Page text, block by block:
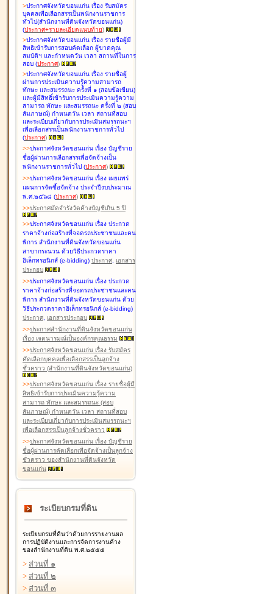
>ประกาศจังหวัดขอนแก่น เรื่อง รับสมัคร
บุคคลเพื่อเลือกสรรเป็นพนักงานราชการ
ทั่วไป(สำนักงานที่ดินจังหวัดขอนแก่น)
(ประกาศ+รายละเอียดแนบท้าย)
>ประกาศจังหวัดขอนแก่น เรื่อง รายชื่อผู้มี
สิทธิเข้ารับการสอบคัดเลือก ผู้ขาดคุณ
สมบัติฯ และกำหนดวัน เวลา สถานที่ในการ
สอบ (ประกาศ)
>ประกาศจังหวัดขอนแก่น เรื่อง รายชื่อผู้
ผ่านการประเมินความรู้ความสามารถ
ทักษะ และสมรรถนะ ครั้งที่ ๑ (สอบข้อเขียน)
และผู้มีสิทธิ์เข้ารับการประเมินความรู้ความ
สามารถ ทักษะ และสมรรถนะ ครั้งที่ ๒ (สอบ
สัมภาษณ์) กำหนดวัน เวลา สถานที่สอบ
และระเบียบเกี่ยวกับการประเมินสมรรถนะฯ
เพื่อเลือกสรรเป็นพนักงานราชการทั่วไป
(ประกาศ)
>>ประกาศจังหวัดขอนแก่น เรื่อง บัญชีราย
ชื่อผู้ผ่านการเลือกสรรเพื่อจัดจ้างเป็น
พนักงานราชการทั่วไป (ประกาศ)
>>ประกาศจังหวัดขอนแก่น เรื่อง เผยแพร่
แผนการจัดซื้อจัดจ้าง ประจำปีงบประมาณ
พ.ศ.๒๕๖๘ (ประกาศ)
>>ประกาศมัดจำรังวัดค้างบัญชีเกิน 5 ปี
>>ประกาศจังหวัดขอนแก่น เรื่อง ประกวด
ราคาจ้างก่อสร้างที่จอดรถประชาชนและคน
พิการ สำนักงานที่ดินจังหวัดขอนแก่น
สาขากระนวน ด้วยวิธีประกวดราคา
อิเล็กทรอนิกส์ (e-bidding) ประกาศ, เอกสาร
ประกอบ
>>ประกาศจังหวัดขอนแก่น เรื่อง ประกวด
ราคาจ้างก่อสร้างที่จอดรถประชาชนและคน
พิการ สำนักงานที่ดินจังหวัดขอนแก่น ด้วย
วิธีประกวดราคาอิเล็กทรอนิกส์ (e-bidding)
ประกาศ, เอกสารประกอบ
>>ประกาศสำนักงานที่ดินจังหวัดขอนแก่น
เรื่อง เจตนารมณ์เป็นองค์กรคุณธรรม
>>ประกาศจังหวัดขอนแก่น เรื่อง รับสมัคร
คัดเลือกบุคคลเพื่อเลือกสรรเป็นลูกจ้าง
ชั่วคราว (สำนักงานที่ดินจังหวัดขอนแก่น)
>>ประกาศจังหวัดขอนแก่น เรื่อง รายชื่อผู้มี
สิทธิเข้ารับการประเมินความรู้ความ
สามารถ ทักษะ และสมรรถนะ (สอบ
สัมภาษณ์) กำหนดวัน เวลา สถานที่สอบ
และระเบียบเกี่ยวกับการประเมินสมรรถนะฯ
เพื่อเลือกสรรเป็นลูกจ้างชั่วคราว
>>ประกาศจังหวัดขอนแก่น เรื่อง บัญชีราย
ชื่อผู้ผ่านการคัดเลือกเพื่อจัดจ้างเป็นลูกจ้าง
ชั่วคราว ของสำนักงานที่ดินจังหวัด
ขอนแก่น
ระเบียบกรมที่ดิน
ระเบียบกรมที่ดินว่าด้วยการรายงานผล
การปฏิบัติงานและการจัดการงานค้าง
ของสำนักงานที่ดิน พ.ศ.๒๕๕๕
> ส่วนที่ ๑
> ส่วนที่ ๒
> ส่วนที่ ๓